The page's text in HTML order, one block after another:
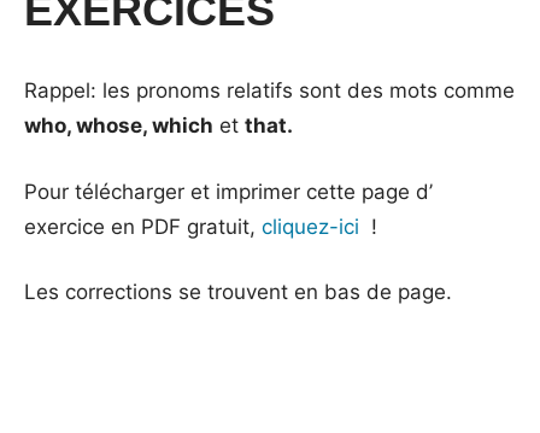
EXERCICES
Rappel: les pronoms relatifs sont des mots comme
who, whose, which et that.
Pour télécharger et imprimer cette page d’
exercice en PDF gratuit, cliquez-ici !
Les corrections se trouvent en bas de page.